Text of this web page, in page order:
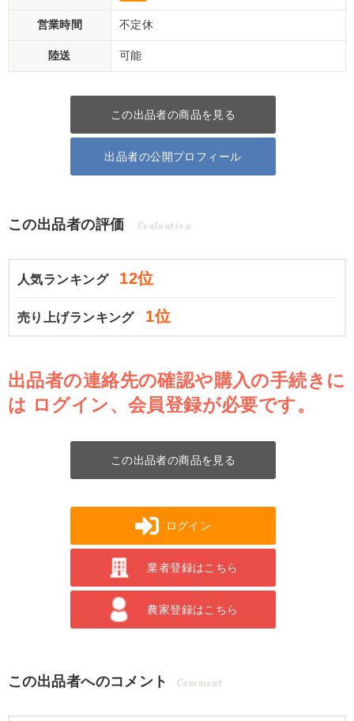
営業時間 不定休
陸送 可能
この出品者の商品を見る
出品者の公開プロフィール
この出品者の評価 Evaluation
人気ランキング 12位
売り上げランキング 1位
出品者の連絡先の確認や購入の手続きに
は ログイン、会員登録が必要です。
この出品者の商品を見る
ログイン
業者登録はこちら
農家登録はこちら
この出品者へのコメント Comment